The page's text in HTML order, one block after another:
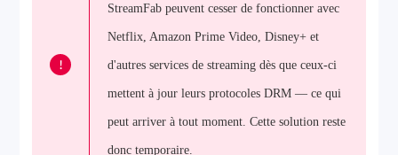
!
StreamFab peuvent cesser de fonctionner avec
Netflix, Amazon Prime Video, Disney+ et
d'autres services de streaming dès que ceux-ci
mettent à jour leurs protocoles DRM — ce qui
peut arriver à tout moment. Cette solution reste
donc temporaire.